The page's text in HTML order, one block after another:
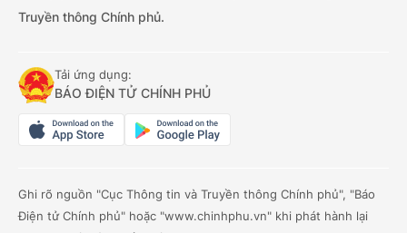
Truyền thông Chính phủ.
Tải ứng dụng:
BÁO ĐIỆN TỬ CHÍNH PHỦ
Ghi rõ nguồn "Cục Thông tin và Truyền thông Chính phủ", "Báo
Điện tử Chính phủ" hoặc "www.chinhphu.vn" khi phát hành lại